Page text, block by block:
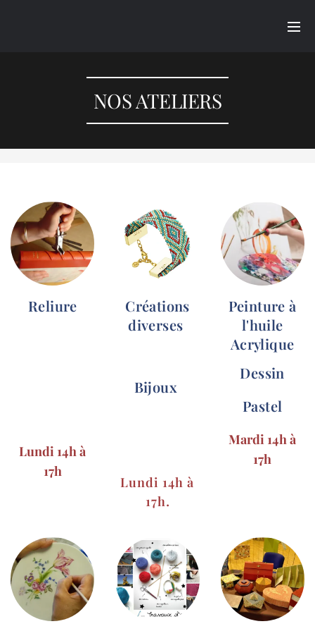
NOS ATELIERS
Reliure
Lundi 14h à
17h
Créations
diverses
Bijoux
Lundi 14h à
17h.
Peinture à
l'huile
Acrylique
Dessin
Pastel
Mardi 14h à
17h